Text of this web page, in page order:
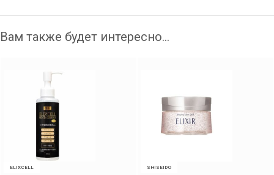
Вам также будет интересно…
ELIXCELL SHISEIDO